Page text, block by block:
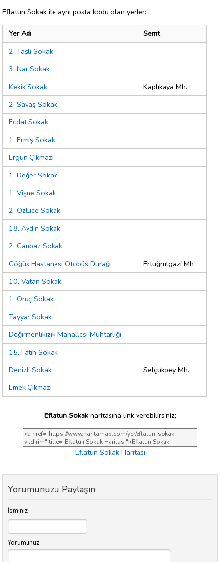
Eflatun Sokak ile aynı posta kodu olan yerler:
Yer Adı
Semt
2. Taşlı Sokak
3. Nar Sokak
Kekik Sokak
Kaplıkaya Mh.
2. Savaş Sokak
Ecdat Sokak
1. Ermiş Sokak
Ergün Çıkmazı
1. Değer Sokak
1. Vişne Sokak
2. Özlüce Sokak
18. Aydın Sokak
2. Canbaz Sokak
Göğüs Hastanesi Otobüs Durağı
Ertuğrulgazi Mh.
10. Vatan Sokak
1. Oruç Sokak
Tayyar Sokak
Değirmenlikızık Mahallesi Muhtarlığı
15. Fatih Sokak
Denizli Sokak
Selçukbey Mh.
Emek Çıkmazı
Eflatun Sokakharitasına link verebilirsiniz;
Eflatun Sokak Haritası
Yorumunuzu Paylaşın
İsminiz
Yorumunuz